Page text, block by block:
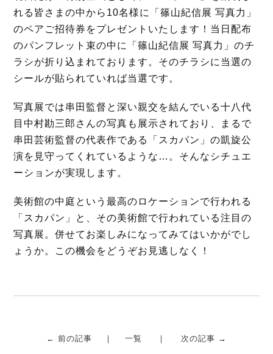
k
れる皆さまの中から10名様に「篠山紀信展 写真力」
のペアご招待券をプレゼントいたします！当日配布
のパンフレット束の中に「篠山紀信展 写真力」のチ
ラシが折り込まれております。そのチラシに当選の
シールが貼られていれば当選です。
写真展では串田監督と深い親交を結んでいる十八代
目中村勘三郎さんの写真も展示されており、まるで
串田芸術監督の代表作である「スカパン」の凱旋公
演を見守ってくれているような…。そんなシチュエ
ーションが実現します。
美術館の中庭という最高のロケーションで行われる
「スカパン」と、その美術館で行われている注目の
写真展。併せてお楽しみになってみてはいかがでし
ょうか。この機会をどうぞお見逃しなく！
← 前の記事 一覧 次の記事 →